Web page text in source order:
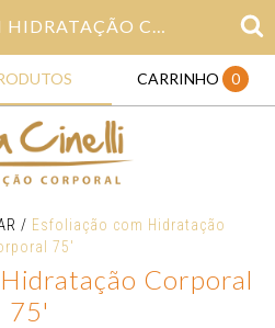
ESFOLIAÇÃO COM HIDRATAÇÃO CORPORAL 75'
CARRINHO 0
/ Esfoliação com Hidratação
75'
Corporal
75'